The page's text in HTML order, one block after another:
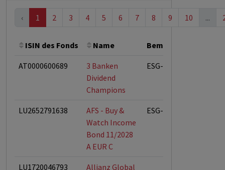
‹ 1 2 3 4 5 6 7 8 9 10 ...
ISIN des Fonds Name Bemerkung
AT0000600689
3 Banken
Dividend
Champions
ESG-Fonds
LU2652791638
AFS - Buy &
Watch Income
Bond 11/2028
A EUR C
ESG-Fonds
LU1720046793 Allianz Global